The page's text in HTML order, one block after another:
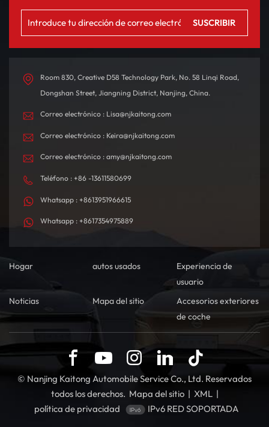
Room 830, Creative D58 Technology Park, No. 58 Linqi Road,
Dongshan Street, Jiangning District, Nanjing, China.
Correo electrónico : Lisa@njkaitong.com
Correo electrónico : Keira@njkaitong.com
Correo electrónico : amy@njkaitong.com
Teléfono : +86 -13611580699
Whatsapp : +8613951966615
Whatsapp : +8617354975889
Hogar autos usados
Experiencia de
usuario
Noticias
Mapa del sitio
Accesorios exteriores
de coche
© Nanjing Kaitong Automobile Service Co., Ltd. Reservados
todos los derechos. Mapa del sitio | XML |
política de privacidad
IPv6 RED SOPORTADA